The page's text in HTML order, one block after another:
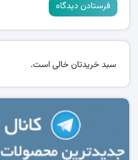
سبد خریدتان خالی است.